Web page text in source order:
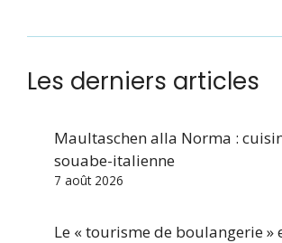
Les derniers articles
Maultaschen alla Norma :
souabe-italienne
7 août 2026
Le « tourisme de boulangerie »